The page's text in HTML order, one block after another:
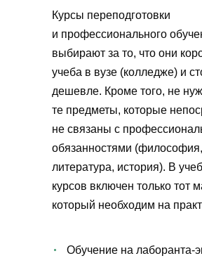
Курсы переподготовки
и профессионального
выбирают за то, что они
учеба в вузе (колледже) и
дешевле. Кроме того, не
те предметы, которые
не связаны с
обязанностями (философия,
литература, история). В
курсов включен только тот
который необходим на
Обучение на лаборанта-